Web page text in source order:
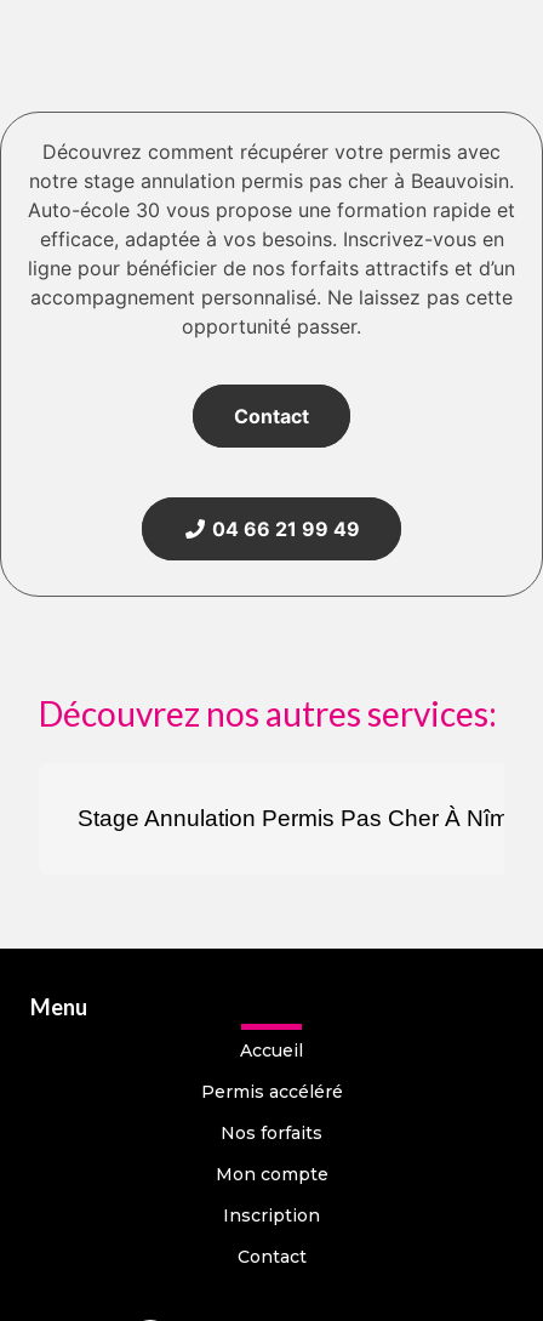
Découvrez comment récupérer votre permis avec
notre stage annulation permis pas cher à Beauvoisin.
Auto-école 30 vous propose une formation rapide et
efficace, adaptée à vos besoins. Inscrivez-vous en
ligne pour bénéficier de nos forfaits attractifs et d’un
accompagnement personnalisé. Ne laissez pas cette
opportunité passer.
Contact
04 66 21 99 49
Découvrez nos autres services:
Stage Annulation Permis Pas Cher À Nîmes
Menu
Accueil
Permis accéléré
Nos forfaits
Mon compte
Inscription
Contact